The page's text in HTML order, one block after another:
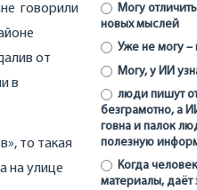
говорили
от
в
то такая
на улице
Могу
новых мыслей
Уже не могу –
Могу, у ИИ
люди пишут
безграмотно, а
говна и палок
полезную
Когда
материалы, даёт